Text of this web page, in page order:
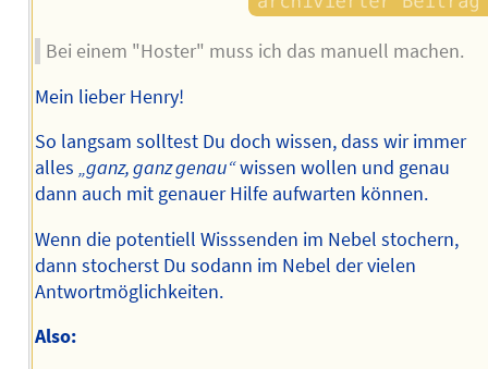
Bei einem "Hoster" muss ich das manuell machen.
Mein lieber Henry!
So langsam solltest Du doch wissen, dass wir immer
alles „ganz, ganz genau“wissen wollen und genau
dann auch mit genauer Hilfe aufwarten können.
Wenn die potentiell Wisssenden im Nebel stochern,
dann stocherst Du sodann im Nebel der vielen
Antwortmöglichkeiten.
Also: